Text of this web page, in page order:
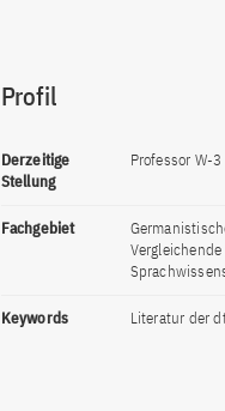
Profil
Derzeitige
Stellung
Professor W-
Fachgebiet
Keywords Literatur der